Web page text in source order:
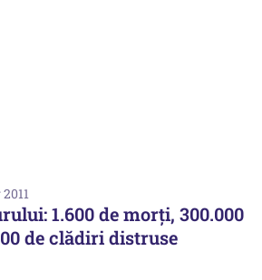
1.600 de morți, 300.000
de clădiri distruse